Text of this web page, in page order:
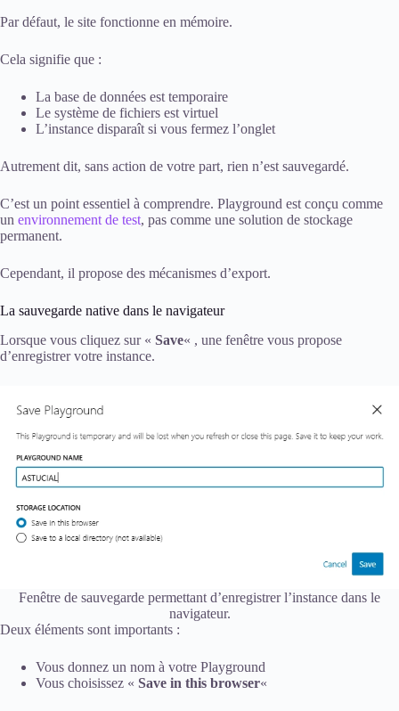
Par défaut, le site fonctionne en mémoire.
Cela signifie que :
La base de données est temporaire
Le système de fichiers est virtuel
L’instance disparaît si vous fermez l’onglet
Autrement dit, sans action de votre part, rien n’est sauvegardé.
C’est un point essentiel à comprendre. Playground est conçu comme
un environnement de test, pas comme une solution de stockage
permanent.
Cependant, il propose des mécanismes d’export.
La sauvegarde native dans le navigateur
Lorsque vous cliquez sur « Save« , une fenêtre vous propose
d’enregistrer votre instance.
Fenêtre de sauvegarde permettant d’enregistrer l’instance dans le
navigateur.
Deux éléments sont importants :
Vous donnez un nom à votre Playground
Vous choisissez « Save in this browser«